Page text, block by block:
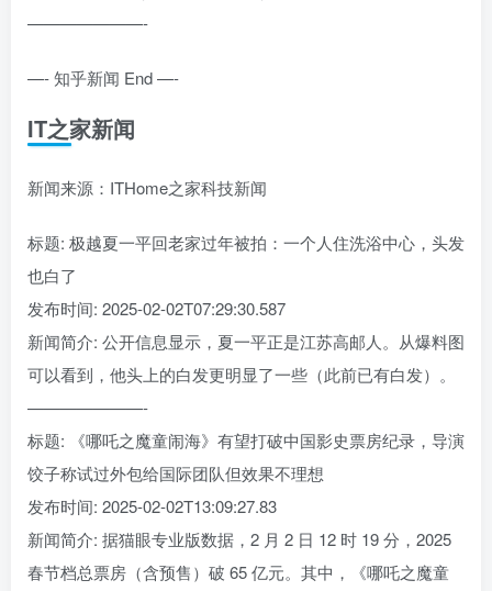
———————-
—- 知乎新闻 End —-
IT之家新闻
新闻来源：ITHome之家科技新闻
标题: 极越夏一平回老家过年被拍：一个人住洗浴中心，头发
也白了
发布时间: 2025-02-02T07:29:30.587
新闻简介: 公开信息显示，夏一平正是江苏高邮人。从爆料图
可以看到，他头上的白发更明显了一些（此前已有白发）。
———————-
标题: 《哪吒之魔童闹海》有望打破中国影史票房纪录，导演
饺子称试过外包给国际团队但效果不理想
发布时间: 2025-02-02T13:09:27.83
新闻简介: 据猫眼专业版数据，2 月 2 日 12 时 19 分，2025
春节档总票房（含预售）破 65 亿元。其中，《哪吒之魔童